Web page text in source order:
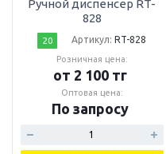
Ручной диспенсер RT-
828
20 Артикул: RT-828
Розничная цена:
от 2 100 тг
Оптовая цена:
По запросу